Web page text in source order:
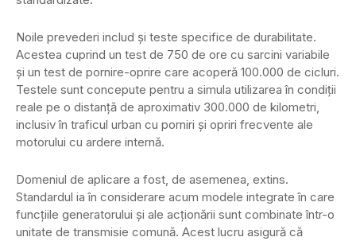
Noile prevederi includ și teste specifice de durabilitate.
Acestea cuprind un test de 750 de ore cu sarcini variabile
și un test de pornire-oprire care acoperă 100.000 de cicluri.
Testele sunt concepute pentru a simula utilizarea în condiții
reale pe o distanță de aproximativ 300.000 de kilometri,
inclusiv în traficul urban cu porniri și opriri frecvente ale
motorului cu ardere internă.
Domeniul de aplicare a fost, de asemenea, extins.
Standardul ia în considerare acum modele integrate în care
funcțiile generatorului și ale acționării sunt combinate într-o
unitate de transmisie comună. Acest lucru asigură că